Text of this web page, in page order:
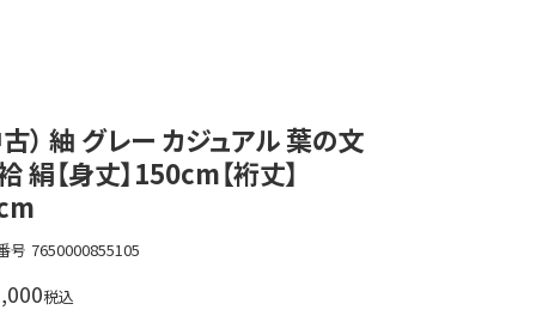
古） 紬 グレー カジュアル 葉の文
絹【身丈】150cm【裄丈】
号 7650000855105
税込